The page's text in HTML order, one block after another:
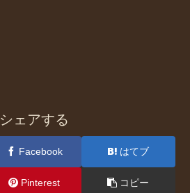
シェアする
Facebook はてブ
Pinterest コピー